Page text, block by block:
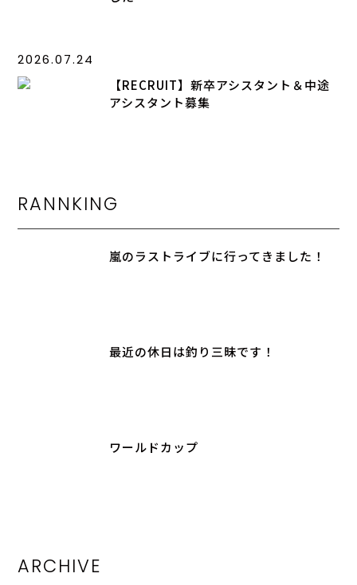
2026.07.24
【RECRUIT】新卒アシスタント＆中途
アシスタント募集
RANNKING
嵐のラストライブに行ってきました！
最近の休日は釣り三昧です！
ワールドカップ
ARCHIVE